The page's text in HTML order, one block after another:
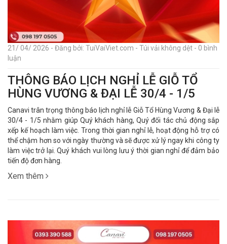
21/ 04/ 2026 - Đăng bởi: TuiVaiViet.com - Túi vải không dệt - 0 bình
luận
THÔNG BÁO LỊCH NGHỈ LỄ GIỖ TỔ
HÙNG VƯƠNG & ĐẠI LỄ 30/4 - 1/5
Canavi trân trọng thông báo lịch nghỉ lễ Giỗ Tổ Hùng Vương & Đại lễ
30/4 - 1/5 nhằm giúp Quý khách hàng, Quý đối tác chủ động sắp
xếp kế hoạch làm việc. Trong thời gian nghỉ lễ, hoạt động hỗ trợ có
thể chậm hơn so với ngày thường và sẽ được xử lý ngay khi công ty
làm việc trở lại. Quý khách vui lòng lưu ý thời gian nghỉ để đảm bảo
tiến độ đơn hàng.
Xem thêm